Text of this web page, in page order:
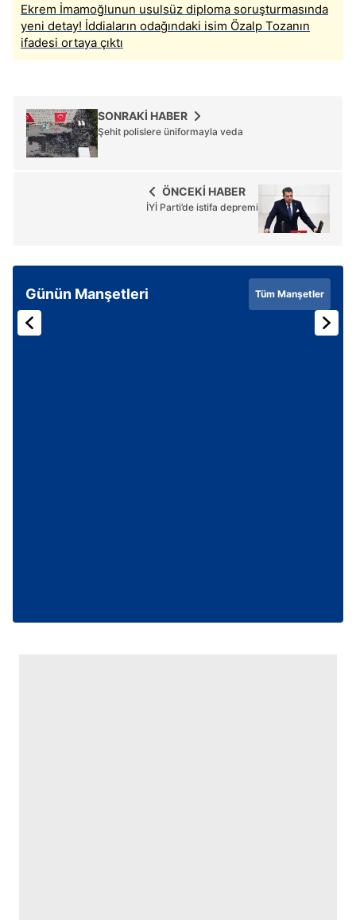
Ekrem İmamoğlunun usulsüz diploma soruşturmasında
yeni detay! İddiaların odağındaki isim Özalp Tozanın
ifadesi ortaya çıktı
SONRAKİ HABER
Şehit polislere üniformayla veda
ÖNCEKİ HABER
İYİ Parti’de istifa depremi
Günün Manşetleri Tüm Manşetler